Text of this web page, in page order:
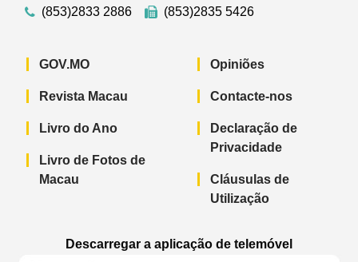
(853)2833 2886
(853)2835 5426
GOV.MO
Revista Macau
Livro do Ano
Livro de Fotos de
Macau
Opiniões
Contacte-nos
Declaração de
Privacidade
Cláusulas de
Utilização
Descarregar a aplicação de telemóvel